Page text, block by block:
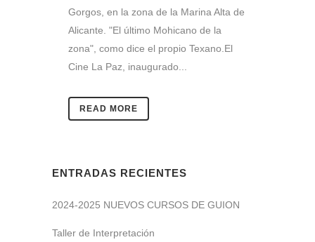
Gorgos, en la zona de la Marina Alta de
Alicante. "El último Mohicano de la
zona", como dice el propio Texano.El
Cine La Paz, inaugurado...
READ MORE
ENTRADAS RECIENTES
2024-2025 NUEVOS CURSOS DE GUION
Taller de Interpretación